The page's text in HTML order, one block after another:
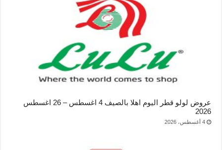
عروض لولو قطر اليوم اهلا بالصيف 4 اغسطس – 26 اغسطس
2026
4 أغسطس، 2026